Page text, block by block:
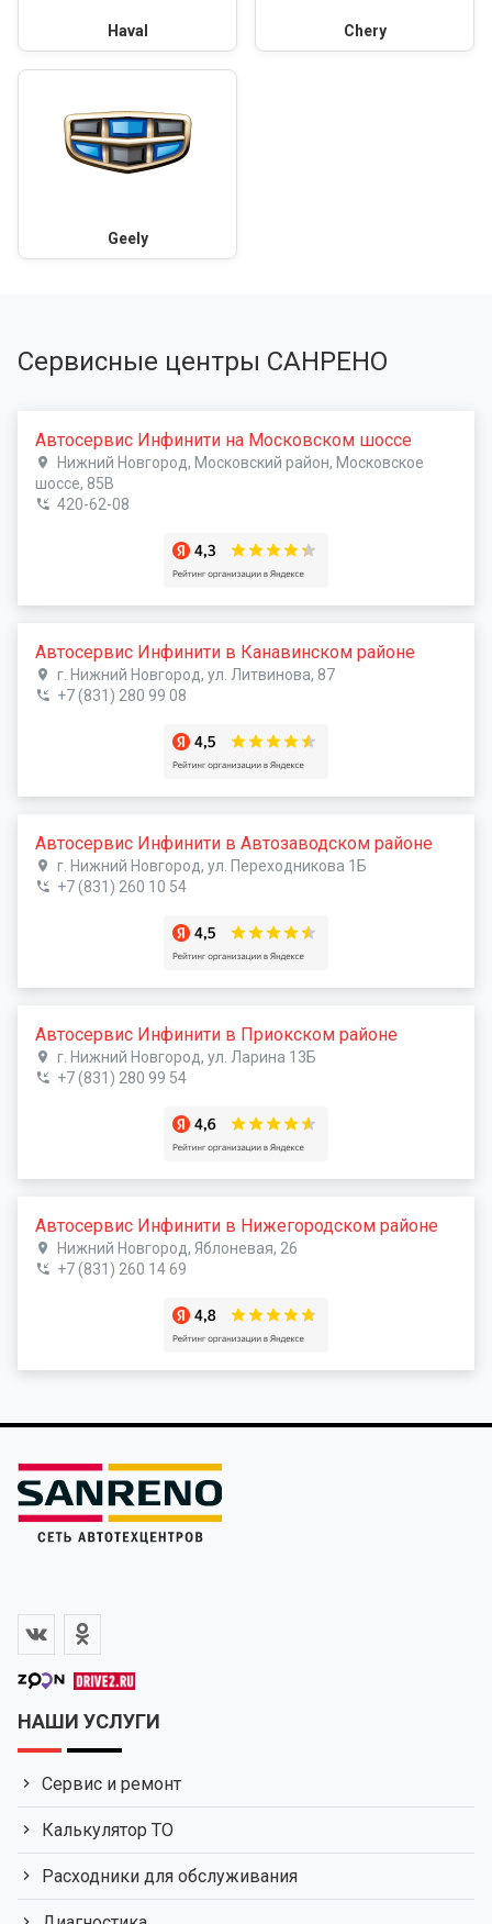
Haval Chery
Geely
Сервисные центры САНРЕНО
Автосервис Инфинити на Московском шоссе
Нижний Новгород, Московский район, Московское
шоссе, 85В
420-62-08
Автосервис Инфинити в Канавинском районе
г. Нижний Новгород, ул. Литвинова, 87
+7 (831) 280 99 08
Автосервис Инфинити в Автозаводском районе
г. Нижний Новгород, ул. Переходникова 1Б
+7 (831) 260 10 54
Автосервис Инфинити в Приокском районе
г. Нижний Новгород, ул. Ларина 13Б
+7 (831) 280 99 54
Автосервис Инфинити в Нижегородском районе
Нижний Новгород, Яблоневая, 26
+7 (831) 260 14 69
НАШИ УСЛУГИ
Сервис и ремонт
Калькулятор ТО
Расходники для обслуживания